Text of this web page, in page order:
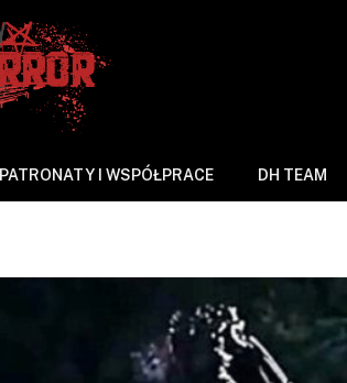
PATRONATY I WSPÓŁPRACE DH TEAM